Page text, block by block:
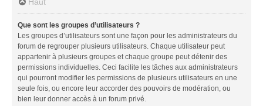
Que sont les groupes d’utilisateurs ?
Les groupes d’utilisateurs sont une façon pour les administrateurs du
forum de regrouper plusieurs utilisateurs. Chaque utilisateur peut
appartenir à plusieurs groupes et chaque groupe peut détenir des
permissions individuelles. Ceci facilite les tâches aux administrateurs
qui pourront modifier les permissions de plusieurs utilisateurs en une
seule fois, ou encore leur accorder des pouvoirs de modération, ou
bien leur donner accès à un forum privé.